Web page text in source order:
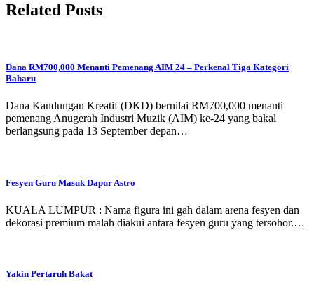
Related Posts
Dana RM700,000 Menanti Pemenang AIM 24 – Perkenal Tiga Kategori
Baharu
Dana Kandungan Kreatif (DKD) bernilai RM700,000 menanti
pemenang Anugerah Industri Muzik (AIM) ke-24 yang bakal
berlangsung pada 13 September depan…
Fesyen Guru Masuk Dapur Astro
KUALA LUMPUR : Nama figura ini gah dalam arena fesyen dan
dekorasi premium malah diakui antara fesyen guru yang tersohor.…
Yakin Pertaruh Bakat